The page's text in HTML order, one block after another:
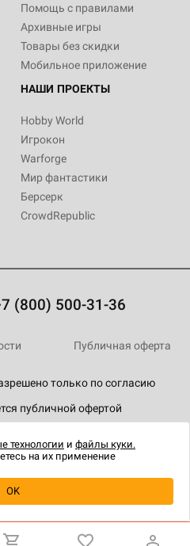
Помощь с правилами
Архивные игры
Товары без скидки
Мобильное приложение
НАШИ ПРОЕКТЫ
Hobby World
Игрокон
Warforge
Мир фантастики
Берсерк
CrowdRepublic
(800) 500-31-36
только по согласию
публичной офертой
Публичная оферта
технологии и файлы куки.
на их применение
OK